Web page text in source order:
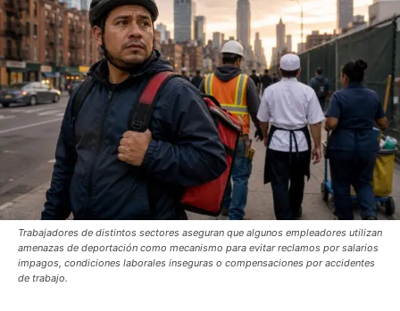
Trabajadores de distintos sectores aseguran que algunos empleadores utilizan
amenazas de deportación como mecanismo para evitar reclamos por salarios
impagos, condiciones laborales inseguras o compensaciones por accidentes
de trabajo.